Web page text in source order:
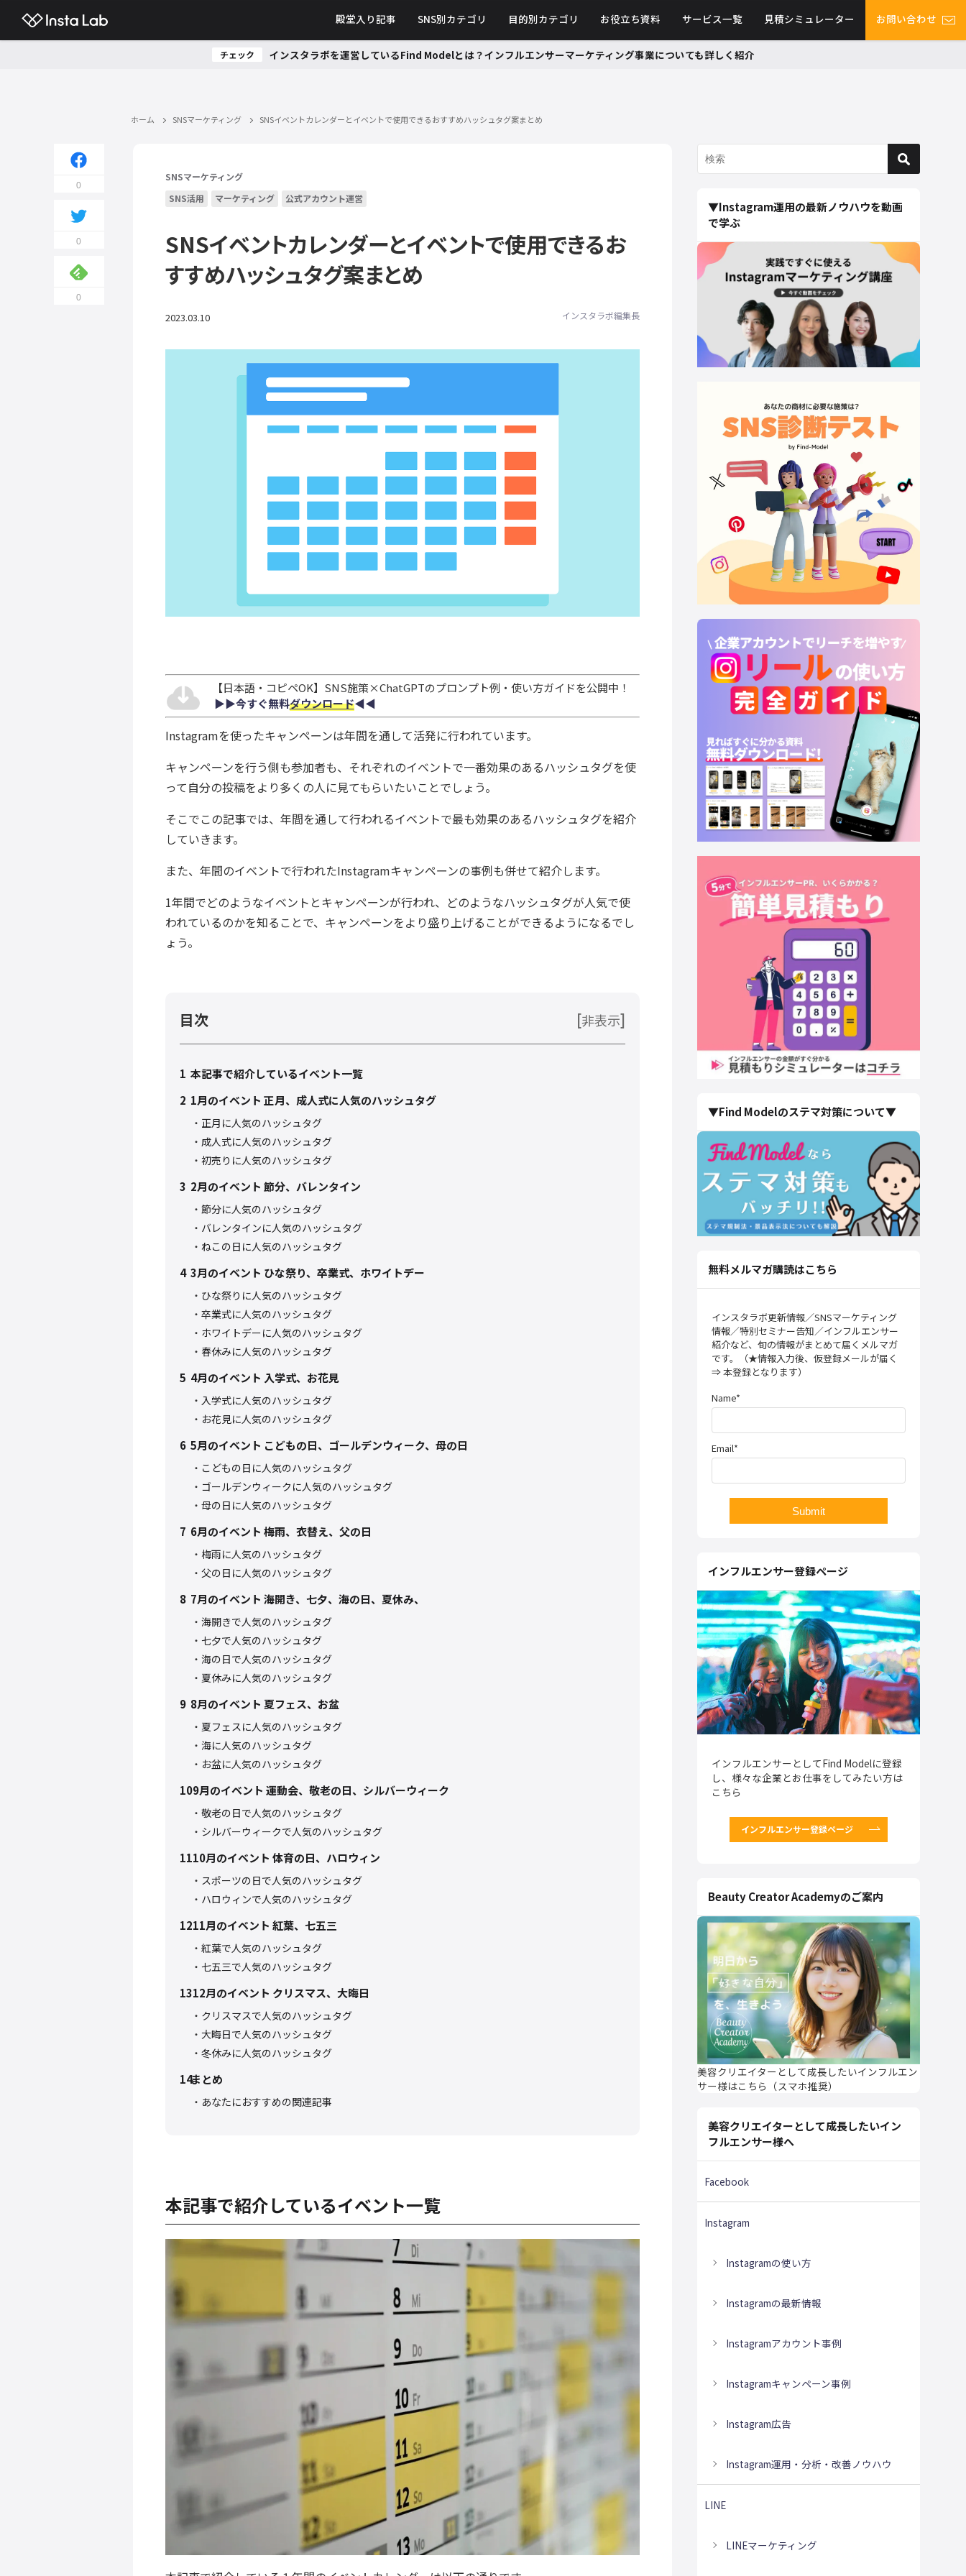
殿堂入り記事 SNS別カテゴリ 目的別カテゴリ お役立ち資料 サービス一覧 見積シミュレーター お問い合わせ
チェック インスタラボを運営しているFind Modelとは？インフルエンサーマーケティング事業についても詳しく紹介
ホーム SNSマーケティング SNSイベントカレンダーとイベントで使用できるおすすめハッシュタグ案まとめ
0
0
0
SNSマーケティング
SNS活用
マーケティング 公式アカウント運営
SNSイベントカレンダーとイベントで使用できるお
すすめハッシュタグ案まとめ
2023.03.10 インスタラボ編集長
【日本語・コピペOK】SNS施策×ChatGPTのプロンプト例・使い方ガイドを公開中！
▶︎▶︎今すぐ無料ダウンロード◀︎◀︎
Instagramを使ったキャンペーンは年間を通して活発に行われています。
キャンペーンを行う側も参加者も、それぞれのイベントで一番効果のあるハッシュタグを使
って自分の投稿をより多くの人に見てもらいたいことでしょう。
そこでこの記事では、年間を通して行われるイベントで最も効果のあるハッシュタグを紹介
していきます。
また、年間のイベントで行われたInstagramキャンペーンの事例も併せて紹介します。
1年間でどのようなイベントとキャンペーンが行われ、どのようなハッシュタグが人気で使
われているのかを知ることで、キャンペーンをより盛り上げることができるようになるでし
ょう。
目次 [非表示]
1 本記事で紹介しているイベント一覧
2 1月のイベント 正月、成人式に人気のハッシュタグ
正月に人気のハッシュタグ
成人式に人気のハッシュタグ
初売りに人気のハッシュタグ
3 2月のイベント 節分、バレンタイン
節分に人気のハッシュタグ
バレンタインに人気のハッシュタグ
ねこの日に人気のハッシュタグ
4 3月のイベント ひな祭り、卒業式、ホワイトデー
ひな祭りに人気のハッシュタグ
卒業式に人気のハッシュタグ
ホワイトデーに人気のハッシュタグ
春休みに人気のハッシュタグ
5 4月のイベント 入学式、お花見
入学式に人気のハッシュタグ
お花見に人気のハッシュタグ
6 5月のイベント こどもの日、ゴールデンウィーク、母の日
こどもの日に人気のハッシュタグ
ゴールデンウィークに人気のハッシュタグ
母の日に人気のハッシュタグ
7 6月のイベント 梅雨、衣替え、父の日
梅雨に人気のハッシュタグ
父の日に人気のハッシュタグ
8 7月のイベント 海開き、七夕、海の日、夏休み、
海開きで人気のハッシュタグ
七夕で人気のハッシュタグ
海の日で人気のハッシュタグ
夏休みに人気のハッシュタグ
9 8月のイベント 夏フェス、お盆
夏フェスに人気のハッシュタグ
海に人気のハッシュタグ
お盆に人気のハッシュタグ
109月のイベント 運動会、敬老の日、シルバーウィーク
敬老の日で人気のハッシュタグ
シルバーウィークで人気のハッシュタグ
1110月のイベント 体育の日、ハロウィン
スポーツの日で人気のハッシュタグ
ハロウィンで人気のハッシュタグ
1211月のイベント 紅葉、七五三
紅葉で人気のハッシュタグ
七五三で人気のハッシュタグ
1312月のイベント クリスマス、大晦日
クリスマスで人気のハッシュタグ
大晦日で人気のハッシュタグ
冬休みに人気のハッシュタグ
14まとめ
あなたにおすすめの関連記事
本記事で紹介しているイベント一覧
▼Instagram運用の最新ノウハウを動画
で学ぶ
▼Find Modelのステマ対策について▼
無料メルマガ購読はこちら
インスタラボ更新情報／SNSマーケティング
情報／特別セミナー告知／インフルエンサー
紹介など、旬の情報がまとめて届くメルマガ
です。（★情報入力後、仮登録メールが届く
⇒ 本登録となります）
Name*
Email*
インフルエンサー登録ページ
インフルエンサーとしてFind Modelに登録
し、様々な企業とお仕事をしてみたい方は
こちら
インフルエンサー登録ページ
Beauty Creator Academyのご案内
美容クリエイターとして成長したいインフルエン
サー様はこちら（スマホ推奨）
美容クリエイターとして成長したいイン
フルエンサー様へ
Facebook
Instagram
Instagramの使い方
Instagramの最新情報
Instagramアカウント事例
Instagramキャンペーン事例
Instagram広告
Instagram運用・分析・改善ノウハウ
LINE
LINEマーケティング